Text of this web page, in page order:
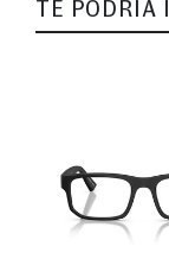
TE PODRÍA